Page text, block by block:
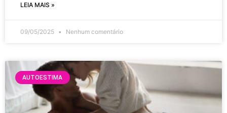
LEIA MAIS »
09/05/2025 Nenhum comentário
AUTOESTIMA